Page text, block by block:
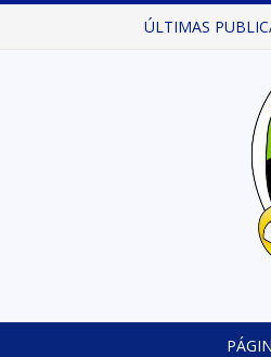
ÚLTIMAS